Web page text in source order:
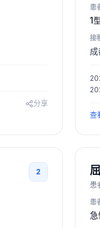
分享
患
1
接
查
2
患
患